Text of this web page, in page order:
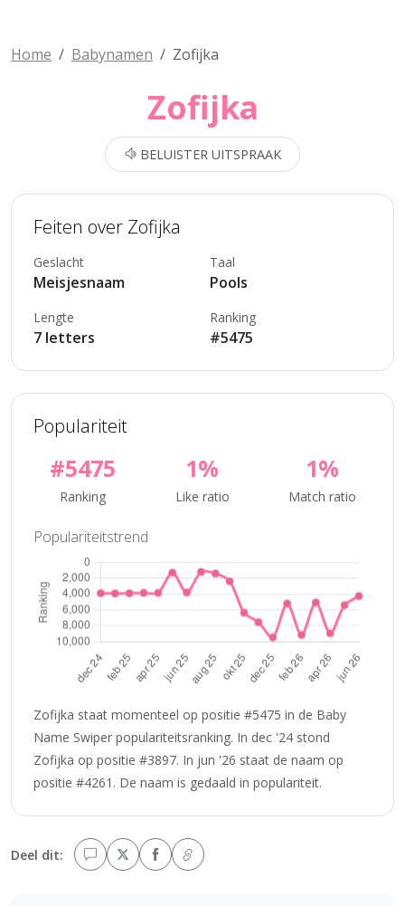
Home Babynamen Zofijka
Zofijka
BELUISTER UITSPRAAK
Feiten over Zofijka
Geslacht
Meisjesnaam
Taal
Pools
Lengte
7 letters
Ranking
#5475
Populariteit
#5475
Ranking
1%
Like ratio
1%
Match ratio
Populariteitstrend
Zofijka staat momenteel op positie #5475 in de Baby
Name Swiper populariteitsranking. In dec '24 stond
Zofijka op positie #3897. In jun '26 staat de naam op
positie #4261. De naam is gedaald in populariteit.
Deel dit: